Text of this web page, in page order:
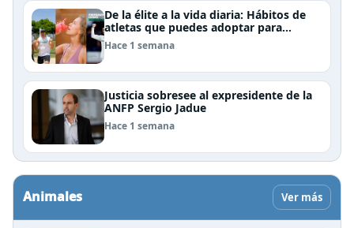
De la élite a la vida diaria: Hábitos de
atletas que puedes adoptar para
mejorar tu rendimiento físico
Hace 1 semana
Justicia sobresee al expresidente de la
ANFP Sergio Jadue
Hace 1 semana
Animales Ver más